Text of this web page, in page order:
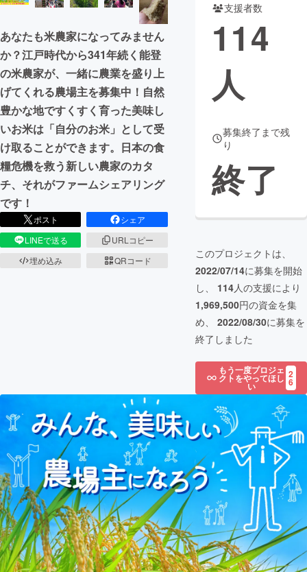
あなたも米農家になってみません
か？江戸時代から341年続く能登
の米農家が、一緒に農業を盛り上
げてくれる農場主を募集中！自然
豊かな地ですくすく育った美味し
いお米は「自分のお米」として受
け取ることができます。日本の食
糧危機を救う新しい農家のカタ
チ、それがファームシェアリング
です！
ポスト
シェア
LINEで送る
URLコピー
埋め込み
QRコード
支援者数
114
人
募集終了まで残
り
終了
このプロジェクトは、
2022/07/14に募集を開始
し、 114人の支援により
1,969,500円の資金を集
め、 2022/08/30に募集を
終了しました
もう一度プロジェ
クトをやってほし
い
2
6